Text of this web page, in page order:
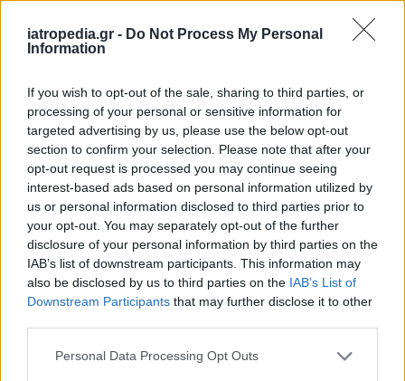
iatropedia.gr - Do Not Process My Personal
Information
If you wish to opt-out of the sale, sharing to third parties, or
processing of your personal or sensitive information for
targeted advertising by us, please use the below opt-out
section to confirm your selection. Please note that after your
opt-out request is processed you may continue seeing
interest-based ads based on personal information utilized by
us or personal information disclosed to third parties prior to
your opt-out. You may separately opt-out of the further
disclosure of your personal information by third parties on the
IAB’s list of downstream participants. This information may
also be disclosed by us to third parties on the IAB’s List of
Downstream Participants that may further disclose it to other
Personal Data Processing Opt Outs
Γιατροί προσπαθούν να προστατεύσουν ασθενή την
ώρα του σεισμού στο χειρουργείο – Συγκλονιστικό
βίντεο από την Ιαπωνία
ΔΙΑΤΡΟΦΗ 07 Αυγούστου 2026 08:45
Διατροφολόγοι: Γιατί να πείτε όχι στις δίαιτες του
ίντερνετ – «Η διαιτολογία δεν είναι lifestyle»